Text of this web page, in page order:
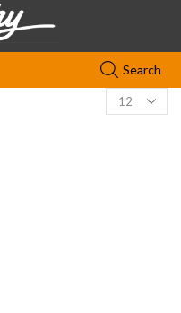
Search